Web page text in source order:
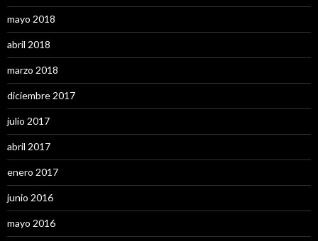
mayo 2018
abril 2018
marzo 2018
diciembre 2017
julio 2017
abril 2017
enero 2017
junio 2016
mayo 2016